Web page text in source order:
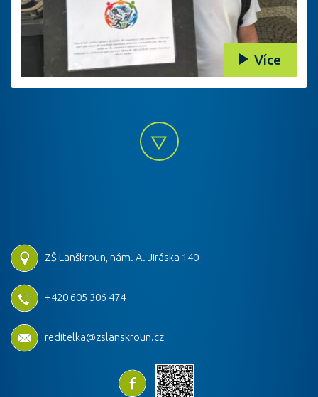
Více
ZŠ Lanškroun, nám. A. Jiráska 140
+420 605 306 474
reditelka@zslanskroun.cz